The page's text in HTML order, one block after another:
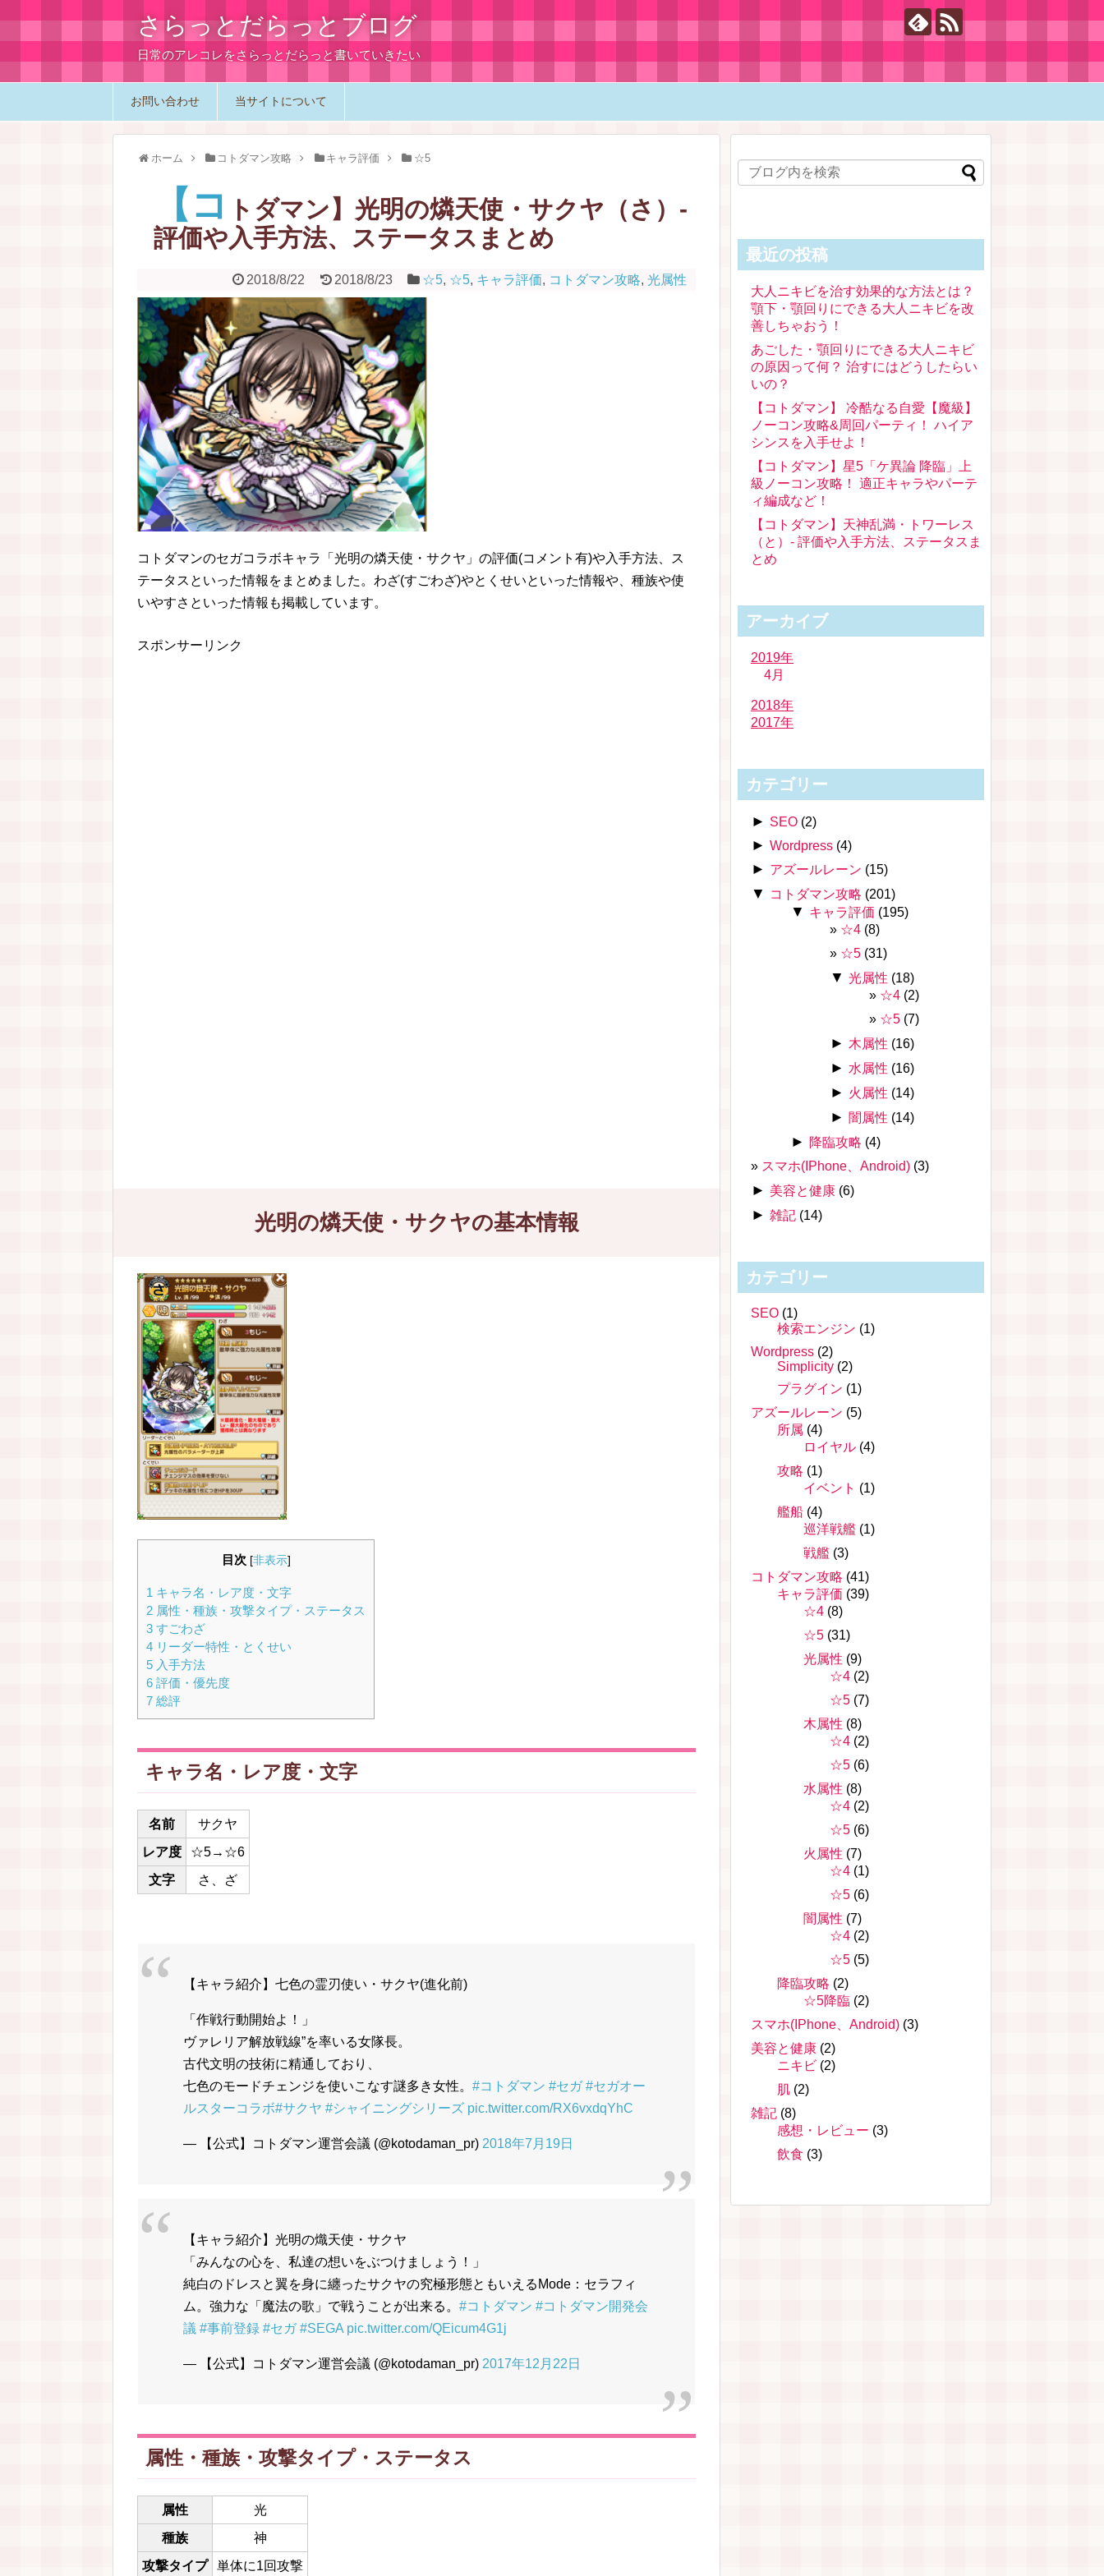
さらっとだらっとブログ
日常のアレコレをさらっとだらっと書いていきたい
お問い合わせ 当サイトについて
ホーム コトダマン攻略 キャラ評価 ☆5
【コ トダマン】光明の燐天使・サクヤ（さ）-
評価や入手方法、ステータスまとめ
2018/8/22 2018/8/23 ☆5, ☆5, キャラ評価, コトダマン攻略, 光属性
コトダマンのセガコラボキャラ「光明の燐天使・サクヤ」の評価(コメント有)や入手方法、ス
テータスといった情報をまとめました。わざ(すごわざ)やとくせいといった情報や、種族や使
いやすさといった情報も掲載しています。
スポンサーリンク
光明の燐天使・サクヤの基本情報
目次 [非表示]
1 キャラ名・レア度・文字
2 属性・種族・攻撃タイプ・ステータス
3 すごわざ
4 リーダー特性・とくせい
5 入手方法
6 評価・優先度
7 総評
キャラ名・レア度・文字
名前
サクヤ
レア度
☆5→☆6
文字
さ、ざ
【キャラ紹介】七色の霊刃使い・サクヤ(進化前)
「作戦行動開始よ！」
ヴァレリア解放戦線”を率いる女隊長。
古代文明の技術に精通しており、
七色のモードチェンジを使いこなす謎多き女性。 #コトダマン #セガ #セガオー
ルスターコラボ#サクヤ #シャイニングシリーズ pic.twitter.com/RX6vxdqYhC
— 【公式】コトダマン運営会議 (@kotodaman_pr) 2018年7月19日
【キャラ紹介】光明の熾天使・サクヤ
「みんなの心を、私達の想いをぶつけましょう！」
純白のドレスと翼を身に纏ったサクヤの究極形態ともいえるMode：セラフィ
ム。強力な「魔法の歌」で戦うことが出来る。 #コトダマン #コトダマン開発会
議 #事前登録 #セガ #SEGA pic.twitter.com/QEicum4G1j
— 【公式】コトダマン運営会議 (@kotodaman_pr) 2017年12月22日
属性・種族・攻撃タイプ・ステータス
属性
光
種族
神
攻撃タイプ
単体に1回攻撃
最近の投稿
大人ニキビを治す効果的な方法とは？
顎下・顎回りにできる大人ニキビを改
善しちゃおう！
あごした・顎回りにできる大人ニキビ
の原因って何？ 治すにはどうしたらい
いの？
【コトダマン】 冷酷なる自愛【魔級】
ノーコン攻略&周回パーティ！ ハイア
シンスを入手せよ！
【コトダマン】星5「ケ異論 降臨」上
級ノーコン攻略！ 適正キャラやパーテ
ィ編成など！
【コトダマン】天神乱満・トワーレス
（と）- 評価や入手方法、ステータスま
とめ
アーカイブ
2019年
4月
2018年
2017年
カテゴリー
► SEO (2)
► Wordpress (4)
► アズールレーン (15)
▼ コトダマン攻略 (201)
▼ キャラ評価 (195)
☆4 (8)
☆5 (31)
▼ 光属性 (18)
☆4 (2)
☆5 (7)
► 木属性 (16)
► 水属性 (16)
► 火属性 (14)
► 闇属性 (14)
► 降臨攻略 (4)
スマホ(IPhone、Android) (3)
► 美容と健康 (6)
► 雑記 (14)
カテゴリー
SEO (1)
検索エンジン (1)
Wordpress (2)
Simplicity (2)
プラグイン (1)
アズールレーン (5)
所属 (4)
ロイヤル (4)
攻略 (1)
イベント (1)
艦船 (4)
巡洋戦艦 (1)
戦艦 (3)
コトダマン攻略 (41)
キャラ評価 (39)
☆4 (8)
☆5 (31)
光属性 (9)
☆4 (2)
☆5 (7)
木属性 (8)
☆4 (2)
☆5 (6)
水属性 (8)
☆4 (2)
☆5 (6)
火属性 (7)
☆4 (1)
☆5 (6)
闇属性 (7)
☆4 (2)
☆5 (5)
降臨攻略 (2)
☆5降臨 (2)
スマホ(IPhone、Android) (3)
美容と健康 (2)
ニキビ (2)
肌 (2)
雑記 (8)
感想・レビュー (3)
飲食 (3)